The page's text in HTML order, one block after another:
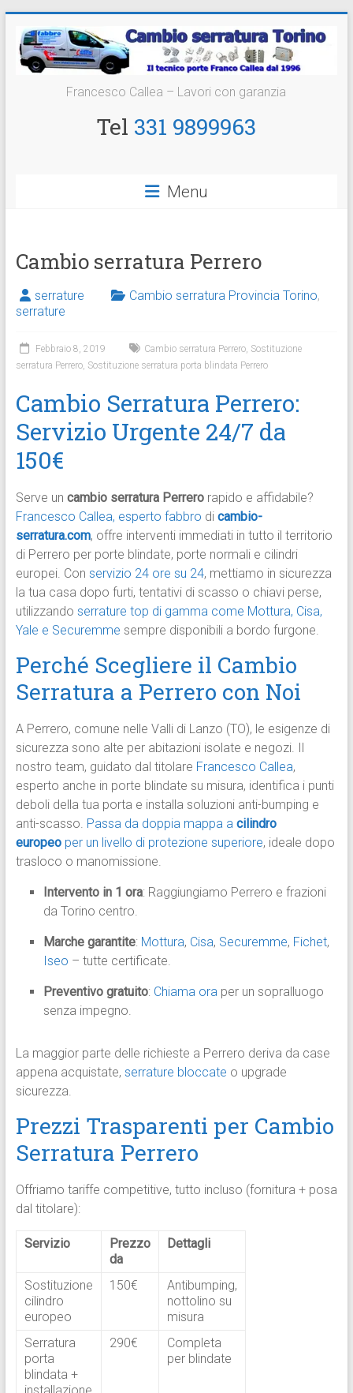
contenuto
Cambio
Serratura
Francesco Callea – Lavori con garanzia
Tel 331 9899963
Menu
Cambio serratura Perrero
serrature Cambio serratura Provincia Torino,
serrature
Febbraio 8, 2019 Cambio serratura Perrero, Sostituzione
serratura Perrero, Sostituzione serratura porta blindata Perrero
Cambio Serratura Perrero:
Servizio Urgente 24/7 da
150€
Serve un cambio serratura Perrerorapido e affidabile?
Francesco Callea, esperto fabbro di cambio-
serratura.com, offre interventi immediati in tutto il territorio
di Perrero per porte blindate, porte normali e cilindri
europei. Con servizio 24 ore su 24, mettiamo in sicurezza
la tua casa dopo furti, tentativi di scasso o chiavi perse,
utilizzando serrature top di gamma come Mottura, Cisa,
Yale e Securemme sempre disponibili a bordo furgone.​
Perché Scegliere il Cambio
Serratura a Perrero con Noi
A Perrero, comune nelle Valli di Lanzo (TO), le esigenze di
sicurezza sono alte per abitazioni isolate e negozi. Il
nostro team, guidato dal titolare Francesco Callea,
esperto anche in porte blindate su misura, identifica i punti
deboli della tua porta e installa soluzioni anti-bumping e
anti-scasso. Passa da doppia mappa a cilindro
europeoper un livello di protezione superiore, ideale dopo
trasloco o manomissione.​
Intervento in 1 ora: Raggiungiamo Perrero e frazioni
da Torino centro.
Marche garantite: Mottura, Cisa, Securemme, Fichet,
Iseo – tutte certificate.
Preventivo gratuito: Chiama oraper un sopralluogo
senza impegno.​
La maggior parte delle richieste a Perrero deriva da case
appena acquistate, serrature bloccate o upgrade
sicurezza.​
Prezzi Trasparenti per Cambio
Serratura Perrero
Offriamo tariffe competitive, tutto incluso (fornitura + posa
dal titolare):
Servizio
Prezzo
da
Dettagli
Sostituzione
cilindro
europeo
150€
Antibumping,
nottolino su
misura ​
Serratura
porta
blindata +
290€
Completa
per blindate ​